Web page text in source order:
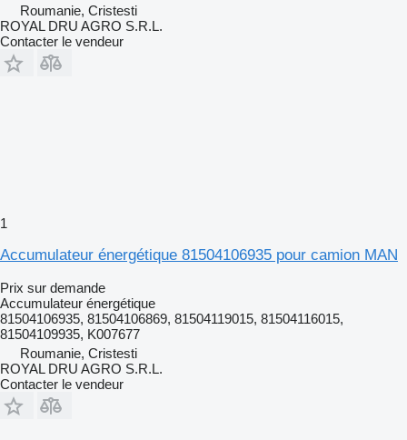
Roumanie, Cristesti
ROYAL DRU AGRO S.R.L.
Contacter le vendeur
1
Accumulateur énergétique 81504106935 pour camion MAN
Prix sur demande
Accumulateur énergétique
81504106935, 81504106869, 81504119015, 81504116015,
81504109935, K007677
Roumanie, Cristesti
ROYAL DRU AGRO S.R.L.
Contacter le vendeur